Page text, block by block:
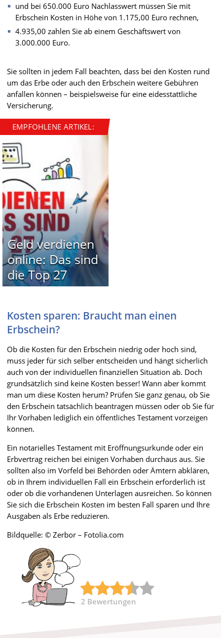
und bei 650.000 Euro Nachlasswert müssen Sie mit
Erbschein Kosten in Höhe von 1.175,00 Euro rechnen,
4.935,00 zahlen Sie ab einem Geschäftswert von
3.000.000 Euro.
Sie sollten in jedem Fall beachten, dass bei den Kosten rund
um das Erbe oder auch den Erbschein weitere Gebühren
anfallen können – beispielsweise für eine eidesstattliche
Versicherung.
EMPFOHLENE ARTIKEL:
Geld verdienen
online: Das sind
die Top 27
Kosten sparen: Braucht man einen
Erbschein?
Ob die Kosten für den Erbschein niedrig oder hoch sind,
muss jeder für sich selber entscheiden und hängt sicherlich
auch von der individuellen finanziellen Situation ab. Doch
grundsätzlich sind keine Kosten besser! Wann aber kommt
man um diese Kosten herum? Prüfen Sie ganz genau, ob Sie
den Erbschein tatsächlich beantragen müssen oder ob Sie für
Ihr Vorhaben lediglich ein öffentliches Testament vorzeigen
können.
Ein notarielles Testament mit Eröffnungsurkunde oder ein
Erbvertrag reichen bei einigen Vorhaben durchaus aus. Sie
sollten also im Vorfeld bei Behörden oder Ämtern abklären,
ob in Ihrem individuellen Fall ein Erbschein erforderlich ist
oder ob die vorhandenen Unterlagen ausreichen. So können
Sie sich die Erbschein Kosten im besten Fall sparen und Ihre
Ausgaben als Erbe reduzieren.
Bildquelle: © Zerbor – Fotolia.com
2 Bewertungen